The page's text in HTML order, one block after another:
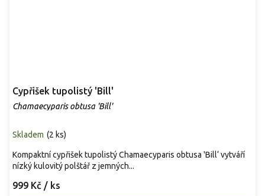
Cypřišek tupolistý 'Bill'
Chamaecyparis obtusa 'Bill'
Skladem (2 ks)
999 Kč / ks
Kompaktní cypřišek tupolistý Chamaecyparis obtusa 'Bill‘ vytváří
nízký kulovitý polštář z jemných...